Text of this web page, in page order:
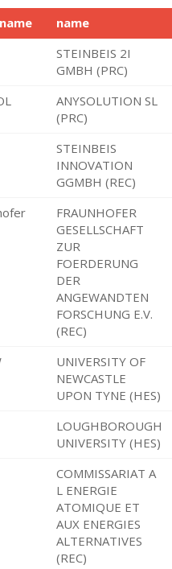
name
STEINBEIS 2I
GMBH (PRC)
ANYSOLUTION SL
(PRC)
STEINBEIS
INNOVATION
GGMBH (REC)
FRAUNHOFER
GESELLSCHAFT
ZUR
FOERDERUNG
DER
ANGEWANDTEN
FORSCHUNG E.V.
(REC)
UNIVERSITY OF
NEWCASTLE
UPON TYNE (HES)
LOUGHBOROUGH
UNIVERSITY (HES)
COMMISSARIAT A
L ENERGIE
ATOMIQUE ET
AUX ENERGIES
ALTERNATIVES
(REC)